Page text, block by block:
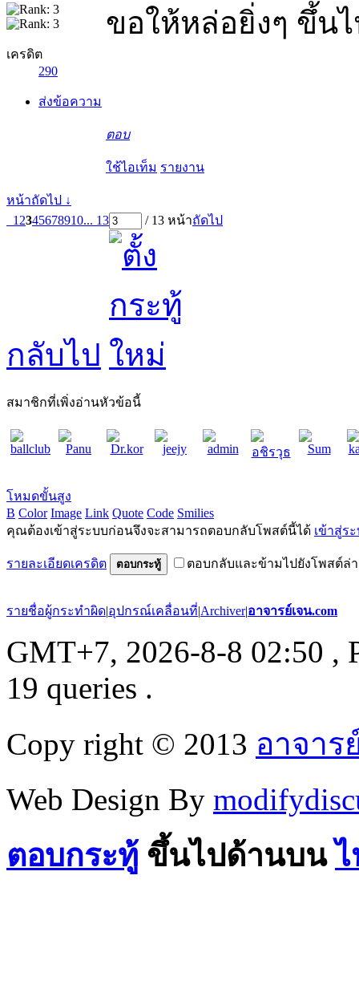
เครดิต
290
ส่งข้อความ
ขอให้หล่อยิ่งๆ ขึ้น
ตอบ
ใช้ไอเท็ม รายงาน
หน้าถัดไป ↓
1 2345678910... 13 / 13 หน้าถัดไป
กลับไป
สมาชิกที่เพิ่งอ่านหัวข้อนี้
ballclub Panu Dr.kor jeejy admin อชิรวุธ Sum
โหมดขั้นสูง
B Color Image Link Quote Code Smilies
คุณต้องเข้าสู่ระบบก่อนจึงจะสามารถตอบกลับโพสต์นี้ได้ เข้าสู่ร
รายละเอียดเครดิต ตอบกระทู้ ตอบกลับและข้ามไปยังโพสต์ล่
รายชื่อผู้กระทำผิด|อุปกรณ์เคลื่อนที่|Archiver|อาจารย์เจน.com
GMT+7, 2026-8-8 02:50 ,
19 queries .
Copy right © 2013 อาจาร
Web Design By
ตอบกระทู้ ขึ้นไปด้านบน